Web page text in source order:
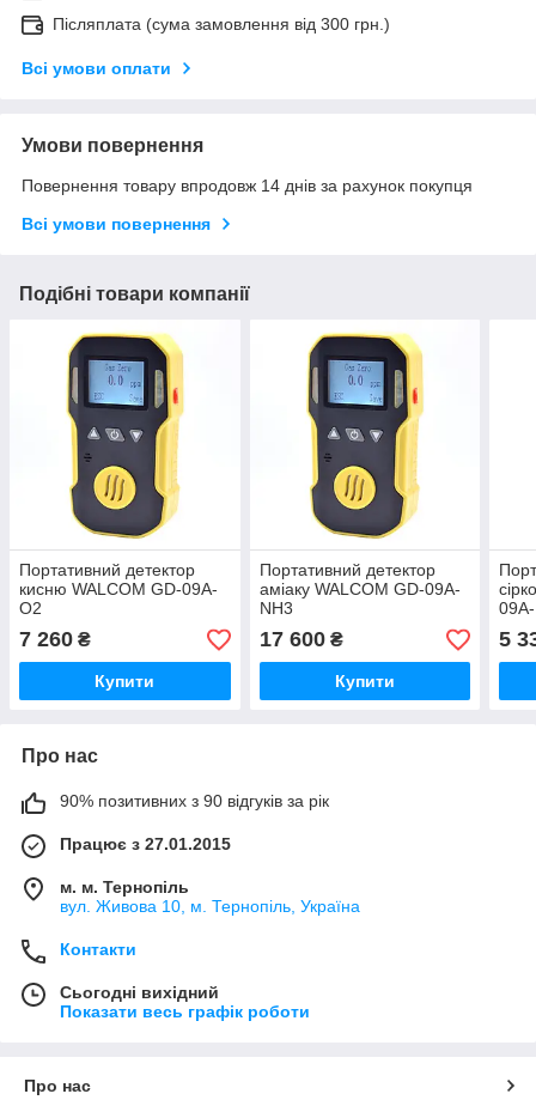
Післяплата (сума замовлення від 300 грн.)
Всі умови оплати
Умови повернення
Повернення товару впродовж 14 днів за рахунок покупця
Всі умови повернення
Подібні товари компанії
Портативний детектор
кисню WALCOM GD-09A-
О2
7 260 ₴
Купити
Портативний детектор
аміаку WALCOM GD-09A-
NH3
17 600₴
Купити
5
Про нас
90% позитивних з 90 відгуків за рік
Працює з 27.01.2015
м. м. Тернопіль
вул. Живова 10, м. Тернопіль, Україна
Контакти
Сьогодні вихідний
Показати весь графік роботи
Про нас